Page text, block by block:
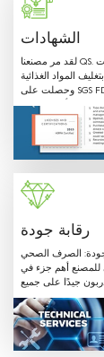
الشهادات
لقد مر مصنعنا QS. اجتازت المنتجات
المواد الغذائية
وحصلت على SGS FDA و EU و CE و
رقابة جودة
الصرف الصحي
للمصنع أهم جزء في
جيدًا على جميع